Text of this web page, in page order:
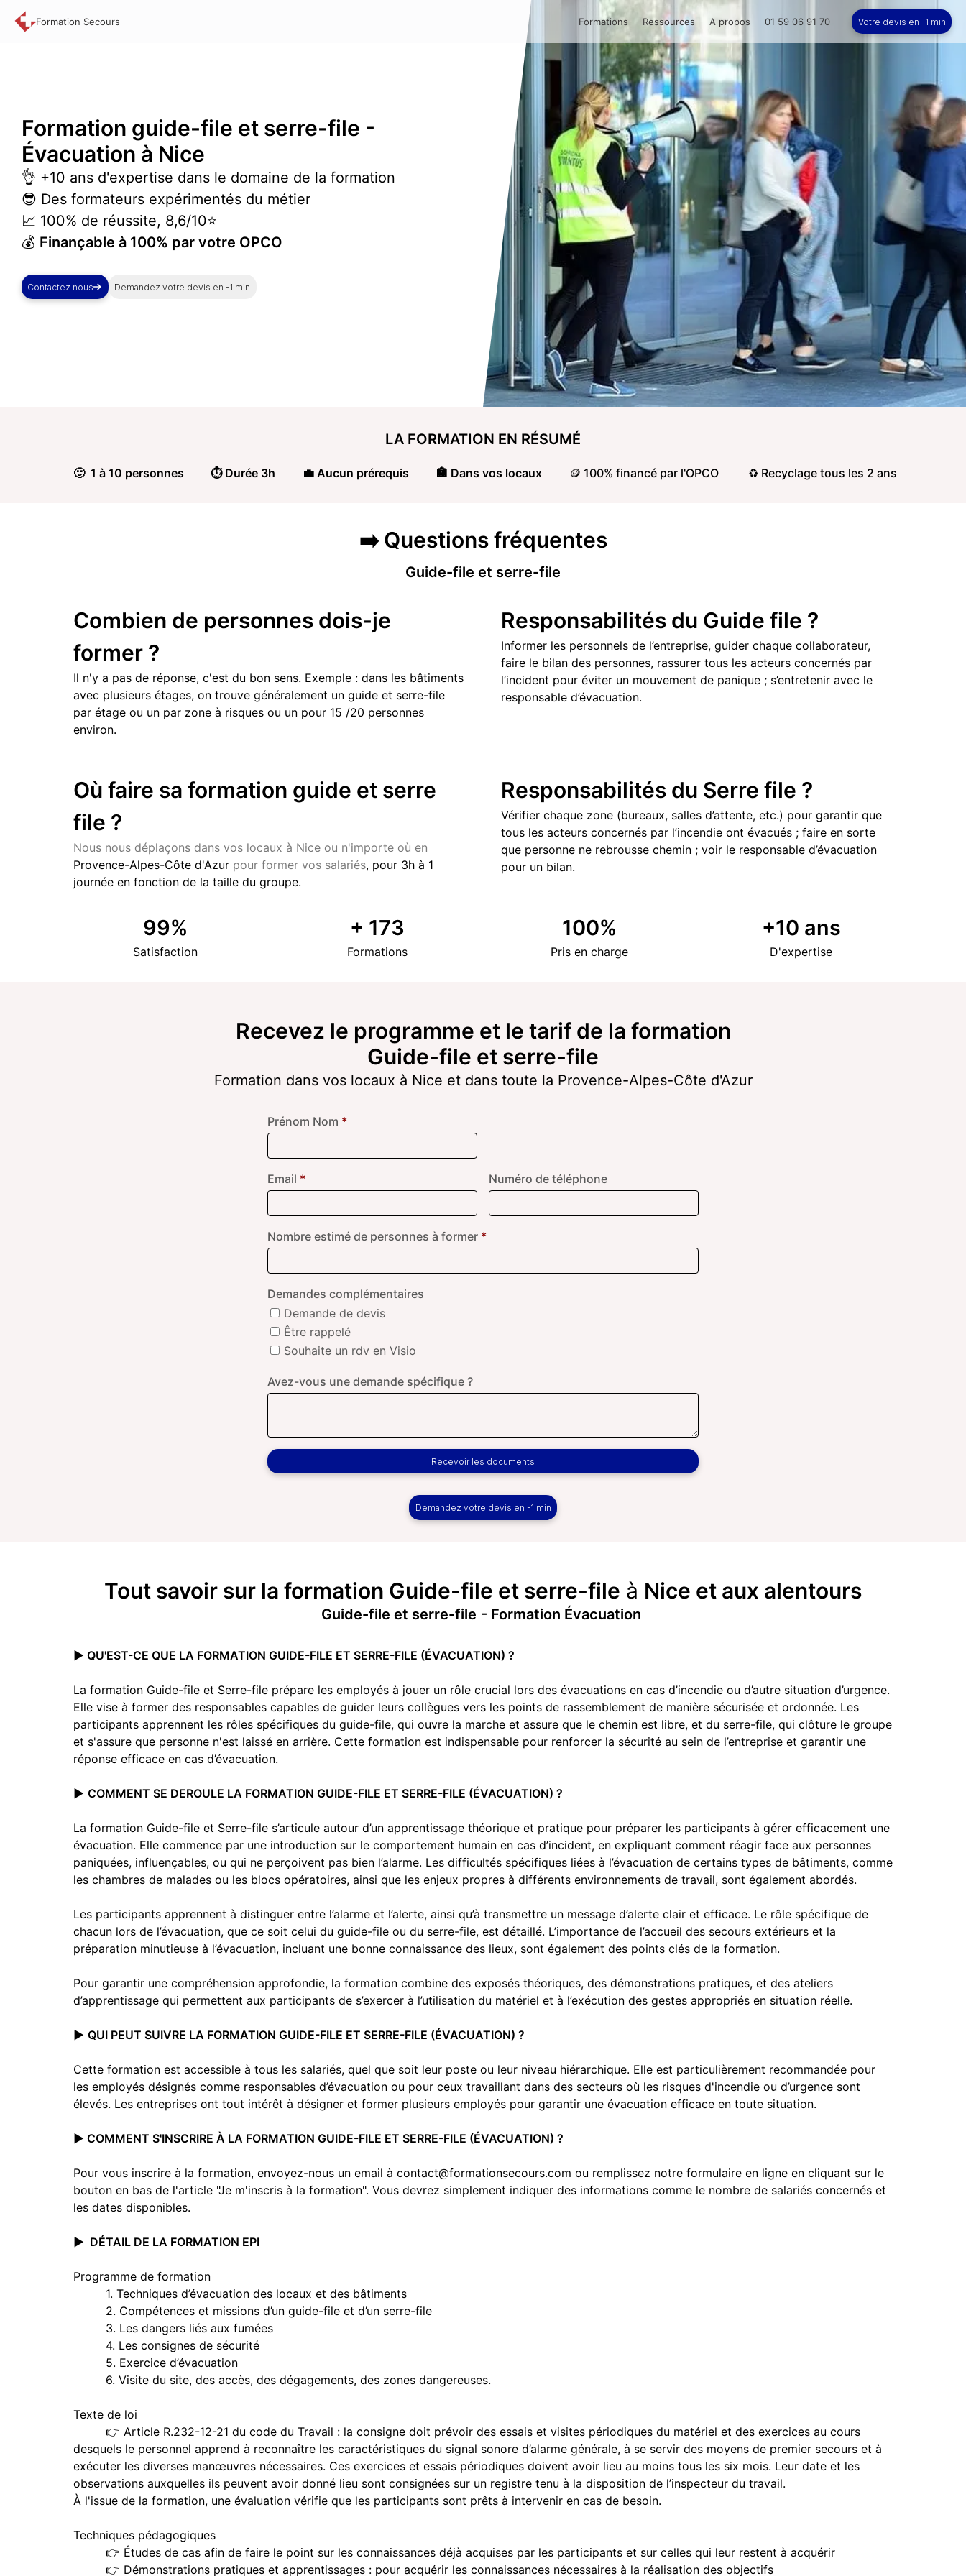
Formation Secours Formations Ressources A propos 01 59 06 91 70 Votre devis en -1 min
Formation guide-file et serre-file -
Évacuation à Nice
👌 +10 ans d'expertise dans le domaine de la formation
😎 Des formateurs expérimentés du métier
📈 100% de réussite, 8,6/10⭐
💰 Finançable à 100% par votre OPCO
Contactez nous Demandez votre devis en -1 min
LA FORMATION EN RÉSUMÉ
🙂 1 à 10 personnes ⏱️ Durée 3h 💼 Aucun prérequis 🏣 Dans vos locaux 🪙 100% financé par l'OPCO ♻️ Recyclage tous les 2 ans
➡️Questionsfréquentes
Guide-file et serre-file
Combien de personnes dois-je
former ?
Il n'y a pas de réponse, c'est du bon sens. Exemple : dans les bâtiments
avec plusieurs étages, on trouve généralement un guide et serre-file
par étage ou un par zone à risques ou un pour 15 /20 personnes
environ.
Responsabilités du Guide file ?
Informer les personnels de l’entreprise, guider chaque collaborateur,
faire le bilan des personnes, rassurer tous les acteurs concernés par
l’incident pour éviter un mouvement de panique ; s’entretenir avec le
responsable d’évacuation.
Où faire sa formation guide et serre
file ?
Nous nous déplaçons dans vos locaux à Nice ou n'importe où en
Provence-Alpes-Côte d'Azur pour former vos salariés, pour 3h à 1
journée en fonction de la taille du groupe.
Responsabilités du Serre file ?
Vérifier chaque zone (bureaux, salles d’attente, etc.) pour garantir que
tous les acteurs concernés par l’incendie ont évacués ; faire en sorte
que personne ne rebrousse chemin ; voir le responsable d’évacuation
pour un bilan.
99%
Satisfaction
+ 173
Formations
100%
Pris en charge
+10 ans
D'expertise
Recevez le programme et le tarif de la formation
Guide-file et serre-file
Formation dans vos locaux à Nice et dans toute la Provence-Alpes-Côte d'Azur
Prénom Nom *
Email * Numéro de téléphone
Nombre estimé de personnes à former *
Demandes complémentaires
Demande de devis
Être rappelé
Souhaite un rdv en Visio
Avez-vous une demande spécifique ?
Recevoir les documents
Demandez votre devis en -1 min
Tout savoir sur la formation Guide-file et serre-file à Nice et aux alentours
Guide-file et serre-file - Formation Évacuation
▶️ QU'EST-CE QUE LA FORMATION GUIDE-FILE ET SERRE-FILE (ÉVACUATION) ?
La formation Guide-file et Serre-file prépare les employés à jouer un rôle crucial lors des évacuations en cas d’incendie ou d’autre situation d’urgence.
Elle vise à former des responsables capables de guider leurs collègues vers les points de rassemblement de manière sécurisée et ordonnée. Les
participants apprennent les rôles spécifiques du guide-file, qui ouvre la marche et assure que le chemin est libre, et du serre-file, qui clôture le groupe
et s'assure que personne n'est laissé en arrière. Cette formation est indispensable pour renforcer la sécurité au sein de l’entreprise et garantir une
réponse efficace en cas d’évacuation.
▶️ COMMENT SE DEROULE LA FORMATION GUIDE-FILE ET SERRE-FILE (ÉVACUATION) ?
La formation Guide-file et Serre-file s’articule autour d’un apprentissage théorique et pratique pour préparer les participants à gérer efficacement une
évacuation. Elle commence par une introduction sur le comportement humain en cas d’incident, en expliquant comment réagir face aux personnes
paniquées, influençables, ou qui ne perçoivent pas bien l’alarme. Les difficultés spécifiques liées à l’évacuation de certains types de bâtiments, comme
les chambres de malades ou les blocs opératoires, ainsi que les enjeux propres à différents environnements de travail, sont également abordés.
Les participants apprennent à distinguer entre l’alarme et l’alerte, ainsi qu’à transmettre un message d’alerte clair et efficace. Le rôle spécifique de
chacun lors de l’évacuation, que ce soit celui du guide-file ou du serre-file, est détaillé. L’importance de l’accueil des secours extérieurs et la
préparation minutieuse à l’évacuation, incluant une bonne connaissance des lieux, sont également des points clés de la formation.
Pour garantir une compréhension approfondie, la formation combine des exposés théoriques, des démonstrations pratiques, et des ateliers
d’apprentissage qui permettent aux participants de s’exercer à l’utilisation du matériel et à l’exécution des gestes appropriés en situation réelle.
▶️ QUI PEUT SUIVRE LA FORMATION GUIDE-FILE ET SERRE-FILE (ÉVACUATION) ?
Cette formation est accessible à tous les salariés, quel que soit leur poste ou leur niveau hiérarchique. Elle est particulièrement recommandée pour
les employés désignés comme responsables d’évacuation ou pour ceux travaillant dans des secteurs où les risques d'incendie ou d’urgence sont
élevés. Les entreprises ont tout intérêt à désigner et former plusieurs employés pour garantir une évacuation efficace en toute situation.
▶️ COMMENT S'INSCRIRE À LA FORMATION GUIDE-FILE ET SERRE-FILE (ÉVACUATION) ?
Pour vous inscrire à la formation, envoyez-nous un email à contact@formationsecours.com ou remplissez notre formulaire en ligne en cliquant sur le
bouton en bas de l'article "Je m'inscris à la formation". Vous devrez simplement indiquer des informations comme le nombre de salariés concernés et
les dates disponibles.
▶️ DÉTAIL DE LA FORMATION EPI
Programme de formation
1. Techniques d’évacuation des locaux et des bâtiments
2. Compétences et missions d’un guide-file et d’un serre-file
3. Les dangers liés aux fumées
4. Les consignes de sécurité
5. Exercice d’évacuation
6. Visite du site, des accès, des dégagements, des zones dangereuses.
Texte de loi
👉 Article R.232-12-21 du code du Travail : la consigne doit prévoir des essais et visites périodiques du matériel et des exercices au cours
desquels le personnel apprend à reconnaître les caractéristiques du signal sonore d’alarme générale, à se servir des moyens de premier secours et à
exécuter les diverses manœuvres nécessaires. Ces exercices et essais périodiques doivent avoir lieu au moins tous les six mois. Leur date et les
observations auxquelles ils peuvent avoir donné lieu sont consignées sur un registre tenu à la disposition de l’inspecteur du travail.
À l'issue de la formation, une évaluation vérifie que les participants sont prêts à intervenir en cas de besoin.
Techniques pédagogiques
👉 Études de cas afin de faire le point sur les connaissances déjà acquises par les participants et sur celles qui leur restent à acquérir
👉 Démonstrations pratiques et apprentissages : pour acquérir les connaissances nécessaires à la réalisation des objectifs